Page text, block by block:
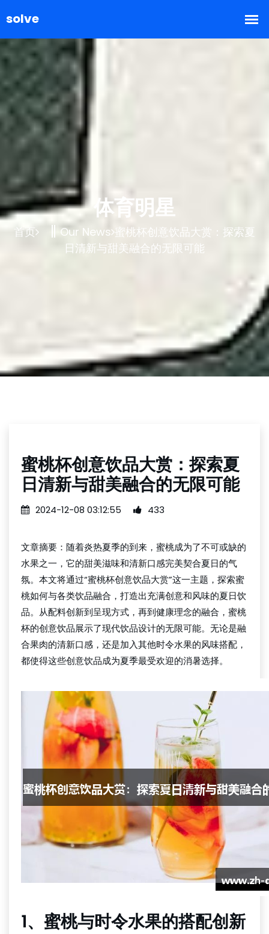
体育明星
首页 Our News 蜜桃杯创意饮品大赏：探索夏
日清新与甜美融合的无限可能
蜜桃杯创意饮品大赏：探索夏
日清新与甜美融合的无限可能
2024-12-08 03:12:55 433
文章摘要：随着炎热夏季的到来，蜜桃成为了不可或缺的
水果之一，它的甜美滋味和清新口感完美契合夏日的气
氛。本文将通过“蜜桃杯创意饮品大赏”这一主题，探索蜜
桃如何与各类饮品融合，打造出充满创意和风味的夏日饮
品。从配料创新到呈现方式，再到健康理念的融合，蜜桃
杯的创意饮品展示了现代饮品设计的无限可能。无论是融
合果肉的清新口感，还是加入其他时令水果的风味搭配，
都使得这些创意饮品成为夏季最受欢迎的消暑选择。
1、蜜桃与时令水果的搭配创新